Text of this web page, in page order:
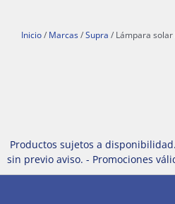
Inicio / Marcas / Supra / Lámpara solar
Productos sujetos a
sin previo aviso. - Promociones